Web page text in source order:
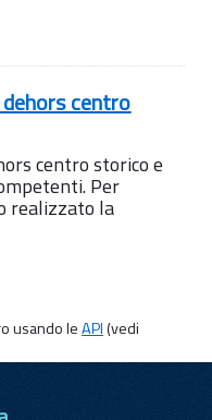
centro
centro storico e
Per
realizzato la
usando leAPI(vedi